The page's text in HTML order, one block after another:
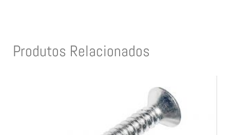
Produtos Relacionados